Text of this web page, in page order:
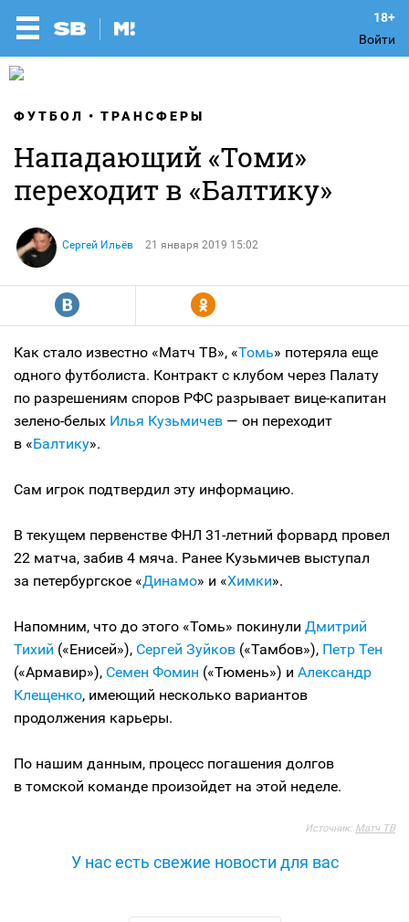
Войти
ФУТБОЛ ТРАНСФЕРЫ
Нападающий «Томи»
переходит в «Балтику»
Сергей Ильёв 21 января 2019 15:02
R Y
Как стало известно «Матч ТВ», «Томь» потеряла еще
одного футболиста. Контракт с клубом через Палату
по разрешениям споров РФС разрывает вице-капитан
зелено-белых Илья Кузьмичев — он переходит
в «Балтику».
Сам игрок подтвердил эту информацию.
В текущем первенстве ФНЛ 31-летний форвард провел
22 матча, забив 4 мяча. Ранее Кузьмичев выступал
за петербургское «Динамо» и «Химки».
Напомним, что до этого «Томь» покинули Дмитрий
Тихий («Енисей»), Сергей Зуйков («Тамбов»), Петр Тен
(«Армавир»), Семен Фомин («Тюмень») и Александр
Клещенко, имеющий несколько вариантов
продолжения карьеры.
По нашим данным, процесс погашения долгов
в томской команде произойдет на этой неделе.
Источник: Матч ТВ
У нас есть свежие новости для вас